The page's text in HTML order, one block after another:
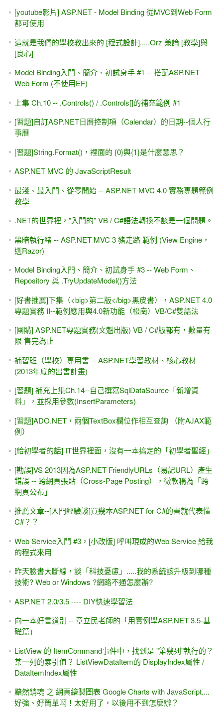
[youtube影片] ASP.NET - Model Binding 從MVC到Web Form
都可使用
這就是我們的學校教出來的 [程式設計].....Orz 兼論 [教學]與
[良心]
Model Binding入門、簡介、初試身手 #1 -- 搭配ASP.NET
Web Form (不使用EF)
上集 Ch.10 -- .Controls() / .Controls[]的補充範例 #1
[習題]自訂ASP.NET日曆控制項（Calendar）的日期--個人行
事曆
[習題]String.Format()，裡面的 {0}與{1}是什麼意思？
ASP.NET MVC 的 JavaScriptResult
最淺、最入門、從零開始 -- ASP.NET MVC 4.0 實務專題範例
教學
.NET的世界裡，"入門的" VB / C#語法轉換不該是一個問題。
黑暗執行緒 -- ASP.NET MVC 3 豬走路 範例 (View Engine，
選Razor)
Model Binding入門、簡介、初試身手 #3 -- Web Form、
Repository 與 .TryUpdateModel()方法
[好書推薦]下集（<big>第二版</big>黑皮書），ASP.NET 4.0
專題實務 II--範例應用與4.0新功能（松崗）VB/C#雙語法
[團購] ASP.NET專題實務(文魁出版) VB / C#版都有，數量有
限 售完為止
補習班（學校）專用書 -- ASP.NET學習教材、核心教材
(2013年底的出書計畫)
[習題] 補充上集Ch.14--自己撰寫SqlDataSource「新增資
料」，並採用參數(InsertParameters)
[習題]ADO.NET，兩個TextBox欄位作相互查詢 （附AJAX範
例）
[給初學者的話] IT世界裡面，沒有一本搞定的「初學者聖經」
[勘誤]VS 2013因為ASP.NET FriendlyURLs（易記URL）產生
錯誤 -- 跨網頁張貼（Cross-Page Posting），微軟稱為「跨
網頁公布」
推薦文章--[入門經驗談]買幾本ASP.NET for C#的書就代表懂
C#？？
Web Service入門 #3，[小改版] 呼叫現成的Web Service 給我
的程式來用
昨天臉書大斷線，談「科技憂慮」.....我的系統該升級到哪種
技術? Web or Windows ?網路不通怎麼辦?
ASP.NET 2.0/3.5 ---- DIY快速學習法
向一本好書道別 -- 章立民老師的「用實例學ASP.NET 3.5-基
礎篇」
ListView 的 ItemCommand事件中，找到是 "第幾列"執行的？
某一列的索引值？ ListViewDataItem的 DisplayIndex屬性 /
DataItemIndex屬性
黯然銷魂 之 網頁繪製圖表 Google Charts with JavaScript....
好強、好簡單啊！太好用了，以後用不到怎麼辦？